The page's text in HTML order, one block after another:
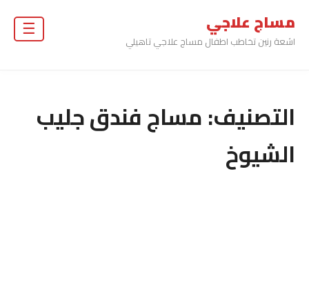
مساج علاجي
اشعة رنين تخاطب اطفال مساج علاجي تاهيلي
التصنيف:مساج فندق جليب
الشيوخ